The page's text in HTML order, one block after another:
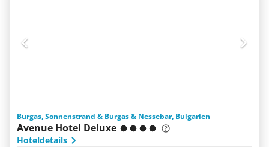
Burgas, Sonnenstrand & Burgas & Nessebar, Bulgarien
Avenue Hotel Deluxe
Hoteldetails